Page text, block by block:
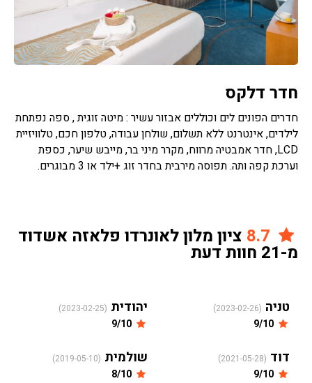
חדר דלקס
חדרים הפונים לים וכוללים אבזור עשיר : מיטה זוגית , ספה נפתחת
לילדים, אינטרנט ללא תשלום, שולחן עבודה, טלפון חכם, טלוויזיית
LCD, חדר אמבטיה מרווח, מקרר מיני בר, מייבש שיער, כספת
וערכת קפה ותה. תפוסה מירבית בחדר זוג +ילד או 3 מבוגרים.
ציון מלון לאונרדו פלאזה אשדוד
מ-21 חוות דעת
טניה (2023-02-26) יהודית (2023-02-25)
דוד (2021-05-28) שולמית (2019-05-10)